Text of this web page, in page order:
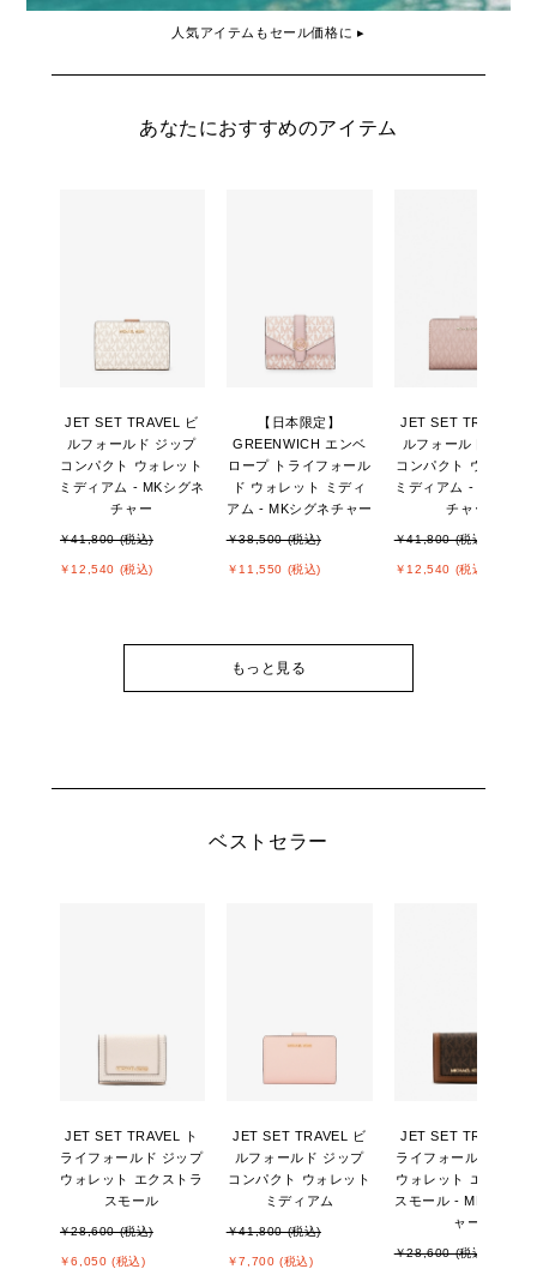
人気アイテムもセール価格に ▸
あなたにおすすめのアイテム
JET SET TRAVEL ビ
ルフォールド ジップ
コンパクト ウォレット
ミディアム - MKシグネ
チャー
￥41,800 (税込)
￥12,540 (税込)
【日本限定】
GREENWICH エンベ
ロープ トライフォール
ド ウォレット ミディ
アム - MKシグネチャー
￥38,500 (税込)
￥11,550 (税込)
JET SET TRAVEL ビ
ルフォールド ジップ
コンパクト ウォレッ
ミディアム - MKシグ
チャー
￥41,800 (税込)
￥12,540 (税込)
もっと見る
ベストセラー
JET SET TRAVEL ト
ライフォールド ジップ
ウォレット エクストラ
スモール
￥28,600 (税込)
￥6,050 (税込)
JET SET TRAVEL ビ
ルフォールド ジップ
コンパクト ウォレット
ミディアム
￥41,800 (税込)
￥7,700 (税込)
JET SET TRAVEL ト
ライフォールド ジッ
ウォレット エクスト
スモール - MKシグネ
ャー
￥28,600 (税込)